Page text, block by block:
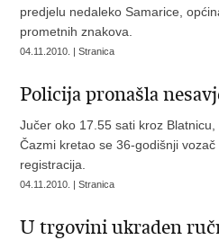
predjelu nedaleko Samarice,
prometnih znakova.
04.11.2010. | Stranica
Policija pronašla
Jučer oko 17.55 sati kroz
Čazmi kretao se 36-godišnji vozač
registracija.
04.11.2010. | Stranica
U trgovini ukraden